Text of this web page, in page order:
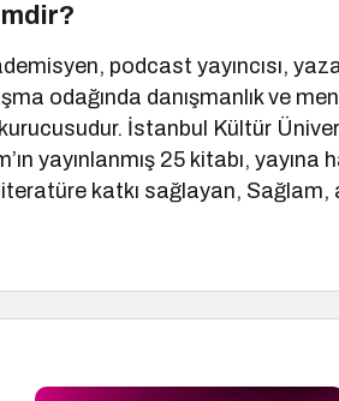
podcast yayıncısı,
odağında danışmanlık ve
kurucusudur. İstanbul Kültür
yayınlanmış 25 kitabı, yayına
katkı sağlayan,